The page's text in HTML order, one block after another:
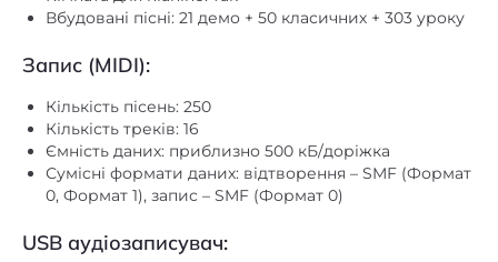
Запис (MIDI):
Кількість треків: 16
Ємність даних: приблизно 500 кБ/доріжка
Сумісні формати даних: відтворення – SMF (Формат
0, Формат 1), запис – SMF (Формат 0)
USB аудіозаписувач:
Запис: .wav (44,1 кГц, 16 біт, стерео)